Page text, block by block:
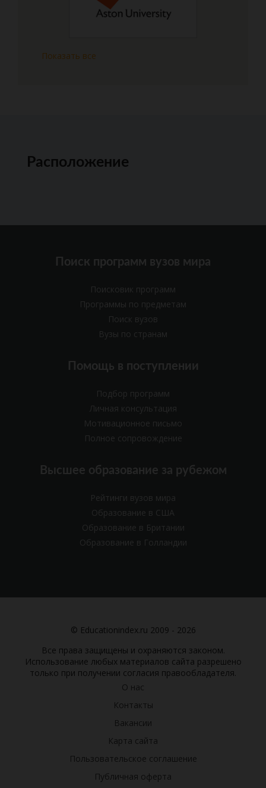
Показать все
Расположение
Поиск программ вузов мира
Поисковик программ
Программы по предметам
Поиск вузов
Вузы по странам
Помощь в поступлении
Подбор программ
Личная консультация
Мотивационное письмо
Полное сопровождение
Высшее образование за рубежом
Рейтинги вузов мира
Образование в США
Образование в Британии
Образование в Голландии
© Educationindex.ru 2009 - 2026
Все права защищены и охраняются законом.
Использование любых материалов сайта разрешено
только при получении согласия правообладателя.
О нас
Контакты
Вакансии
Карта сайта
Пользовательское соглашение
Публичная оферта